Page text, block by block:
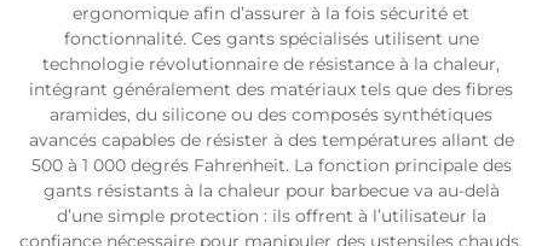
ergonomique afin d’assurer à la fois sécurité et
fonctionnalité. Ces gants spécialisés utilisent une
technologie révolutionnaire de résistance à la chaleur,
intégrant généralement des matériaux tels que des fibres
aramides, du silicone ou des composés synthétiques
avancés capables de résister à des températures allant de
500 à 1 000 degrés Fahrenheit. La fonction principale des
gants résistants à la chaleur pour barbecue va au-delà
d’une simple protection : ils offrent à l’utilisateur la
confiance nécessaire pour manipuler des ustensiles chauds,